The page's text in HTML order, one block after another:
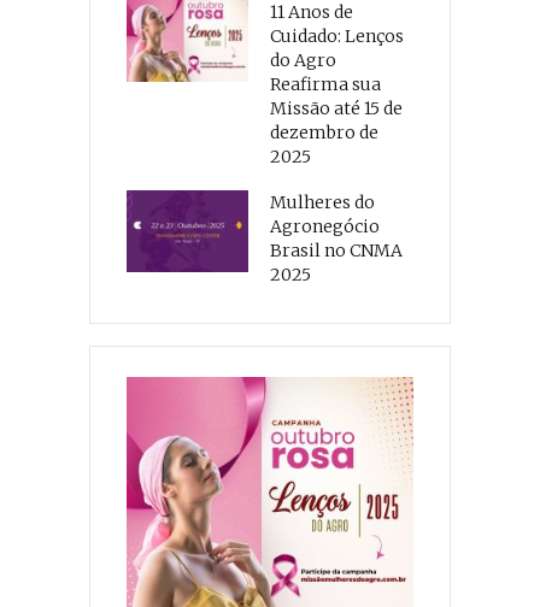
11 Anos de
Cuidado: Lenços
do Agro
Reafirma sua
Missão até 15 de
dezembro de
2025
Mulheres do
Agronegócio
Brasil no CNMA
2025